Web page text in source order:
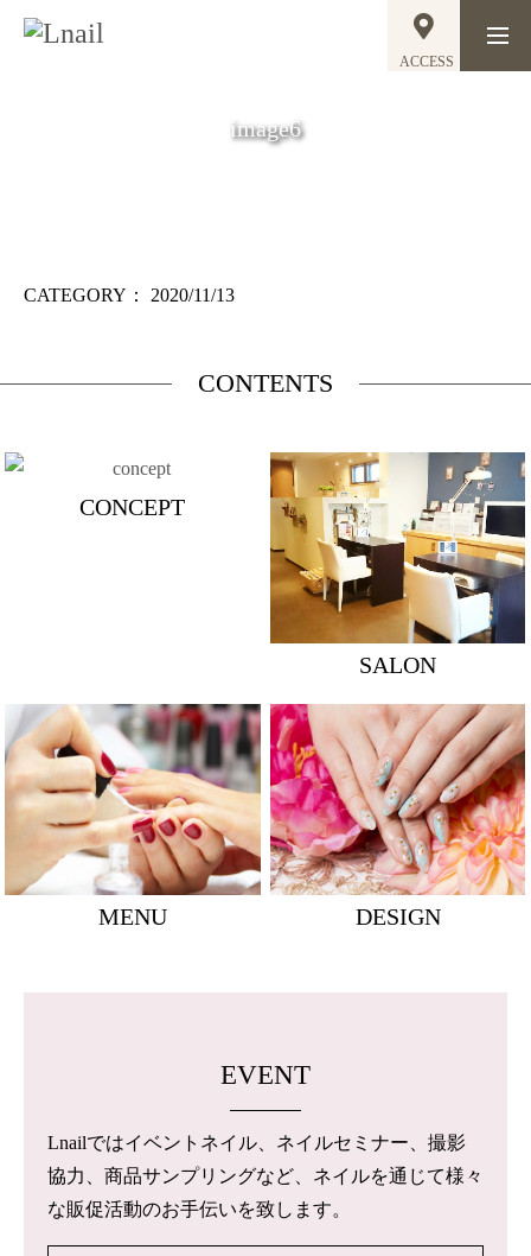
ACCESS
image6
CATEGORY： 2020/11/13
CONTENTS
CONCEPT
SALON
MENU DESIGN
EVENT
Lnailではイベントネイル、ネイルセミナー、撮影
協力、商品サンプリングなど、ネイルを通じて様々
な販促活動のお手伝いを致します。